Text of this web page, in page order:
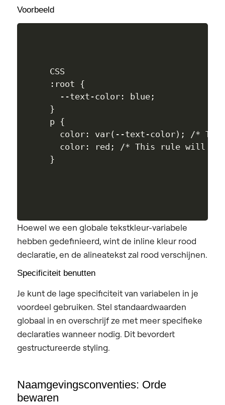
Voorbeeld
CSS
:root {
  --text-color: blue;
}
p {
color: var(--text-color); /*
color: red; /* This rule will
Hoewel we een globale tekstkleur-variabele
hebben gedefinieerd, wint de inline kleur rood
declaratie, en de alineatekst zal rood verschijnen.
Specificiteit benutten
Je kunt de lage specificiteit van variabelen in je
voordeel gebruiken. Stel standaardwaarden
globaal in en overschrijf ze met meer specifieke
declaraties wanneer nodig. Dit bevordert
gestructureerde styling.
Naamgevingsconventies: Orde
bewaren